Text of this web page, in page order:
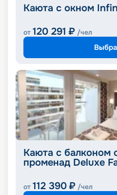
Каюта с окном
от 120 291 ₽ /чел
Каюта с балконом
променад Deluxe
от 112 390 ₽ /чел